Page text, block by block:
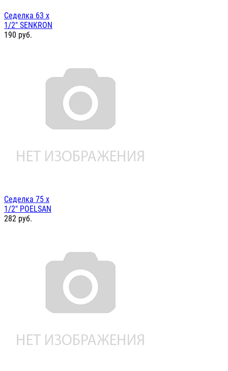
Седелка 63 х
1/2" SENKRON
190 руб.
Седелка 75 х
1/2" POELSAN
282 руб.